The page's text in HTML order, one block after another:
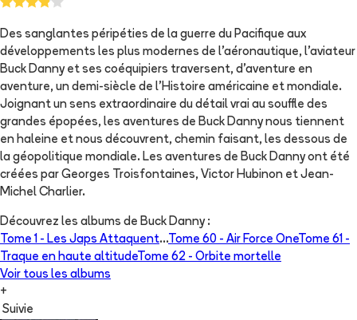
Des sanglantes péripéties de la guerre du Pacifique aux
développements les plus modernes de l'aéronautique, l'aviateur
Buck Danny et ses coéquipiers traversent, d'aventure en
aventure, un demi-siècle de l'Histoire américaine et mondiale.
Joignant un sens extraordinaire du détail vrai au souffle des
grandes épopées, les aventures de Buck Danny nous tiennent
en haleine et nous découvrent, chemin faisant, les dessous de
la géopolitique mondiale. Les aventures de Buck Danny ont été
créées par Georges Troisfontaines, Victor Hubinon et Jean-
Michel Charlier.
Découvrez les albums de Buck Danny:
Tome 1 - Les Japs Attaquent...Tome 60 - Air Force OneTome 61 -
Traque en haute altitudeTome 62 - Orbite mortelle
Voir tous les albums
+
Suivie